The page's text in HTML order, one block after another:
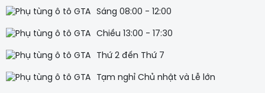
Sáng 08:00 - 12:00
Chiều 13:00 - 17:30
Thứ 2 đến Thứ 7
Tạm nghỉ Chủ nhật và Lễ lớn